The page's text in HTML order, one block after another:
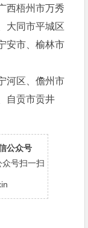
西梧州市万秀
大同市平城区
安市、榆林市
河区、儋州市
自贡市贡井
公众号
号扫一扫